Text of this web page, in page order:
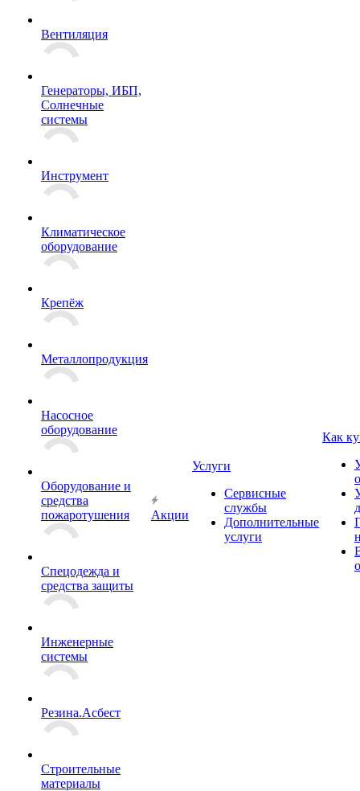
Вентиляция
Генераторы, ИБП,
Солнечные
системы
Инструмент
Климатическое
оборудование
Крепёж
Металлопродукция
Насосное
оборудование
Оборудование и
средства
пожаротушения
Спецодежда и
средства защиты
Инженерные
системы
Резина.Асбест
Строительные
материалы
Акции
Услуги
Сервисные
службы
Дополнительные
услуги
Как